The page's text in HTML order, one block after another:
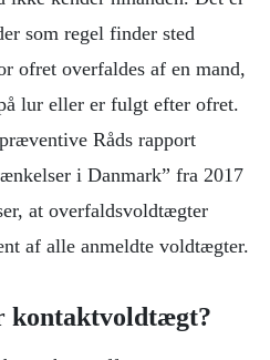
som regel finder sted
ofret overfaldes af en mand,
lur eller er fulgt efter ofret.
Råds rapport
i Danmark” fra 2017
at overfaldsvoldtægter
af alle anmeldte voldtægter.
kontaktvoldtægt?